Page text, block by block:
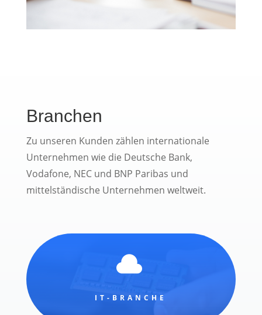
Branchen
Zu unseren Kunden zählen internationale
Unternehmen wie die Deutsche Bank,
Vodafone, NEC und BNP Paribas und
mittelständische Unternehmen weltweit.

IT-BRANCHE